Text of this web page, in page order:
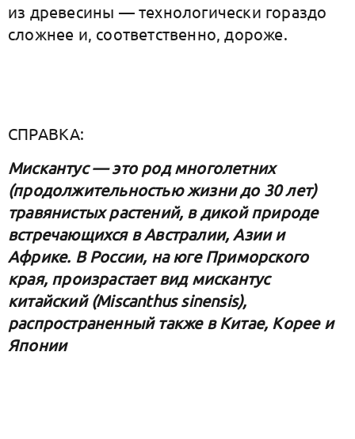
из древесины — технологически гораздо
сложнее и, соответственно, дороже.
СПРАВКА:
Мискантус — это род многолетних
(продолжительностью жизни до 30 лет)
травянистых растений, в дикой природе
встречающихся в Австралии, Азии и
Африке. В России, на юге Приморского
края, произрастает вид мискантус
китайский (Miscanthus sinensis),
распространенный также в Китае, Корее и
Японии